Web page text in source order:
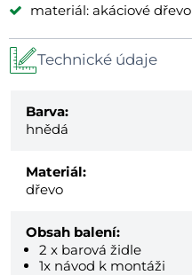
materiál: akáciové dřevo
Technické údaje
Barva:
hnědá
Materiál:
dřevo
Obsah balení:
2 x barová židle
1x návod k montáži